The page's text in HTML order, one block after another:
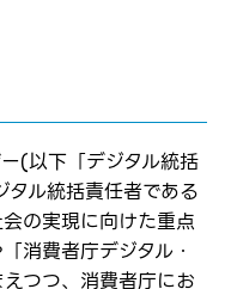
(以下「デジタル統括
ル統括責任者である
の実現に向けた重点
消費者庁デジタル・
つつ、消費者庁にお